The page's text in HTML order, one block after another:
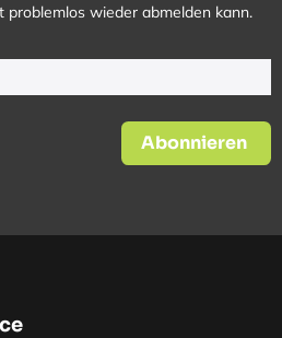
problemlos wieder abmelden kann.
Abonnieren